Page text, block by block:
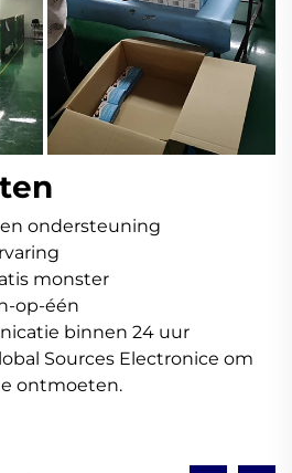
en ondersteuning
monster
op-één
binnen 24 uur
Sources Electronice om
ontmoeten.